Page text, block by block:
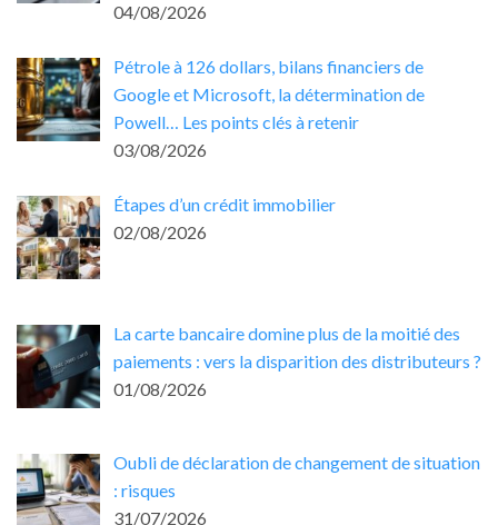
04/08/2026
Pétrole à 126 dollars, bilans financiers de
Google et Microsoft, la détermination de
Powell… Les points clés à retenir
03/08/2026
Étapes d’un crédit immobilier
02/08/2026
La carte bancaire domine plus de la moitié des
paiements : vers la disparition des distributeurs ?
01/08/2026
Oubli de déclaration de changement de situation
: risques
31/07/2026